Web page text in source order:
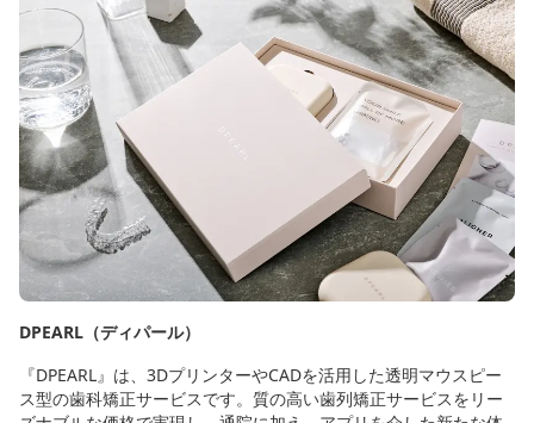
DPEARL（ディパール）
『DPEARL』は、3DプリンターやCADを活用した透明マウスピー
ス型の歯科矯正サービスです。質の高い歯列矯正サービスをリー